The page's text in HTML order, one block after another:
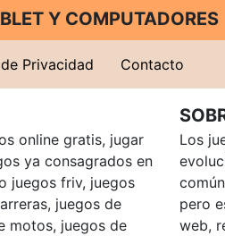
Y COMPUTADORES
Privacidad Contacto
online gratis, jugar
ya consagrados en
juegos friv, juegos
juegos de
motos, juegos de
Los
pero
web,